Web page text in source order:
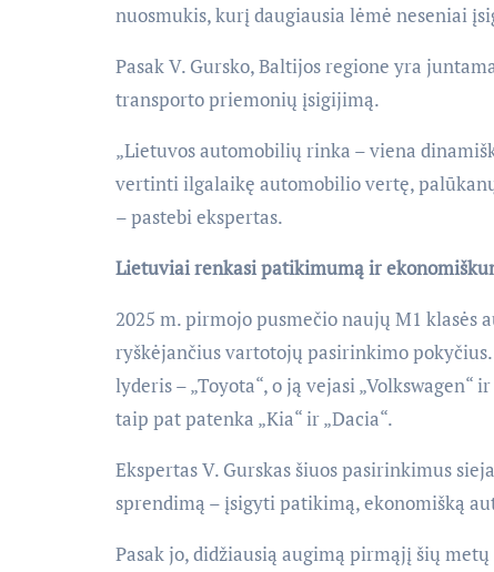
nuosmukis, kurį daugiausia lėmė neseniai
Pasak V. Gursko, Baltijos regione yra
transporto priemonių įsigijimą.
„Lietuvos automobilių rinka – viena
vertinti ilgalaikę automobilio vertę,
– pastebi ekspertas.
Lietuviai renkasi patikimumą ir
2025 m. pirmojo pusmečio naujų M1
ryškėjančius vartotojų pasirinkimo
lyderis – „Toyota“, o ją vejasi
taip pat patenka „Kia“ ir „Dacia“.
Ekspertas V. Gurskas šiuos pasirinkimus
sprendimą – įsigyti patikimą, ekonomišką
Pasak jo, didžiausią augimą pirmąjį šių